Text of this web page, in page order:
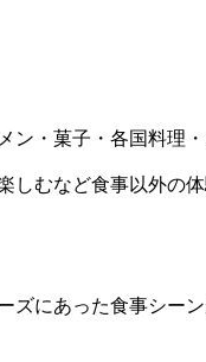
・菓子・各国料理
むなど食事以外の
ズにあった食事シー